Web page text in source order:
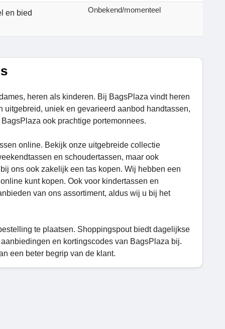
en bied
Onbekend/momenteel
heren als kinderen. Bij BagsPlaza vindt heren
uniek en gevarieerd aanbod handtassen,
ook prachtige portemonnees.
online. Bekijk onze uitgebreide collectie
en schoudertassen, maar ook
ons ook zakelijk een tas kopen. Wij hebben een
kunt kopen. Ook voor kindertassen en
van ons assortiment, aldus wij u bij het
te plaatsen. Shoppingspout biedt dagelijkse
en kortingscodes van BagsPlaza bij.
een beter begrip van de klant.